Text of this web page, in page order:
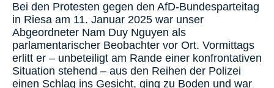
Bei den Protesten gegen den AfD-Bundesparteitag
in Riesa am 11. Januar 2025 war unser
Abgeordneter Nam Duy Nguyen als
parlamentarischer Beobachter vor Ort. Vormittags
erlitt er – unbeteiligt am Rande einer konfrontativen
Situation stehend – aus den Reihen der Polizei
einen Schlag ins Gesicht, ging zu Boden und war